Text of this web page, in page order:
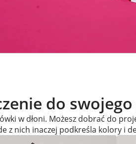
do
w dłoni. Możesz dobrać do
z nich inaczej podkreśla kolory i